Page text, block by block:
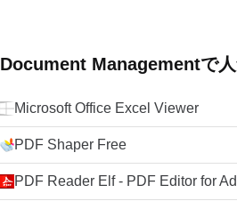
Document Managementで
Microsoft Office Excel Viewer
PDF Shaper Free
PDF Reader Elf - PDF Editor for